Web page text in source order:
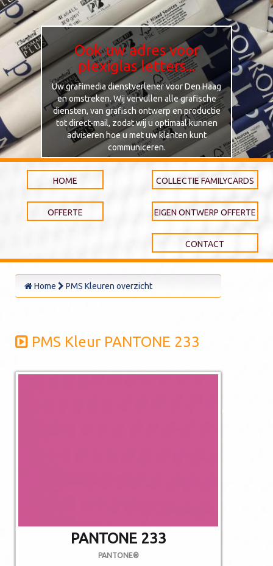
Ook uw adres voor
plexiglas letters...
Uw grafimedia dienstverlener voor Den Haag
en omstreken. Wij vervullen alle grafische
diensten, van grafisch ontwerp en productie
tot direct-mail, zodat wij u optimaal kunnen
adviseren hoe u met uw klanten kunt
communiceren.
HOME
OFFERTE
COLLECTIE FAMILYCARDS
EIGEN ONTWERP OFFERTE
CONTACT
Home PMS Kleuren overzicht
PMS Kleur PANTONE 233
PANTONE 233
PANTONE®